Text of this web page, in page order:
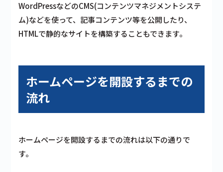
WordPressなどのCMS(コンテンツマネジメントシステ
ム)などを使って、記事コンテンツ等を公開したり、
HTMLで静的なサイトを構築することもできます。
ホームページを開設するまでの
流れ
ホームページを開設するまでの流れは以下の通りで
す。